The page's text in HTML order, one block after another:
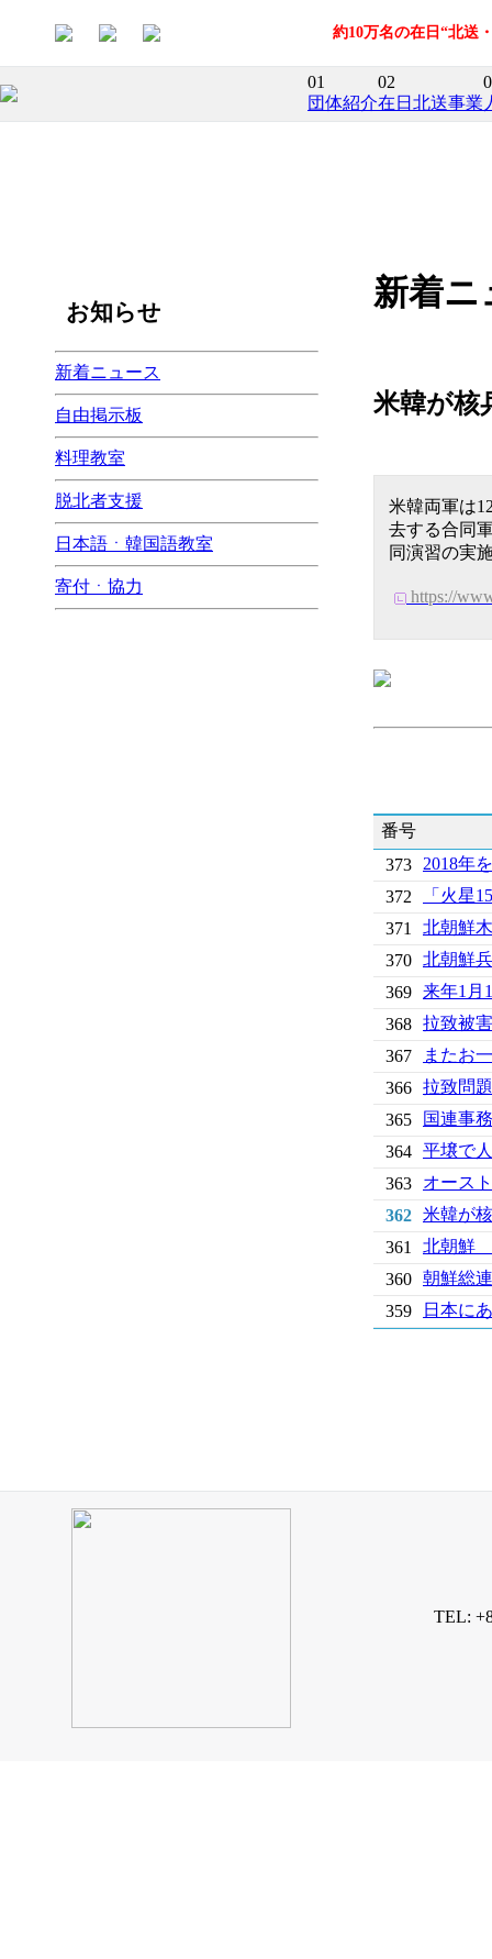
約10万名の在日“北送
01
団体紹介
02
在日北送事業
お知らせ
新着ニュース
自由掲示板
料理教室
脱北者支援
日本語ㆍ韓国語教室
寄付ㆍ協力
新着ニ
米韓が核
米韓両軍は
去する合同
同演習の実
https://
番号
373
2018年
372
「火星
371
北朝鮮
370
北朝鮮
369
来年1月
368
拉致被
367
またお
366
拉致問
365
国連事
364
平壌で
363
オース
362
米韓が
361
北朝鮮
360
朝鮮総
359
日本に
TEL: